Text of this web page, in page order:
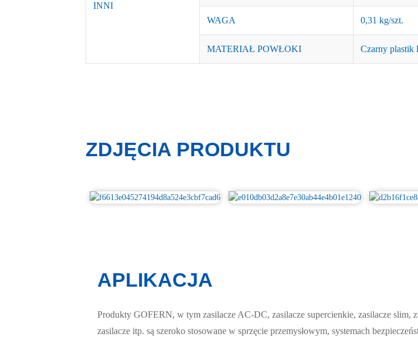
INNI
WAGA 0,31 kg/szt.
MATERIAŁ POWŁOKI Czarny plastik
ZDJĘCIA PRODUKTU
APLIKACJA
Produkty GOFERN, w tym zasilacze AC-DC, zasilacze supercienkie, zasilacze
zasilacze itp. są szeroko stosowane w sprzęcie przemysłowym, systemach